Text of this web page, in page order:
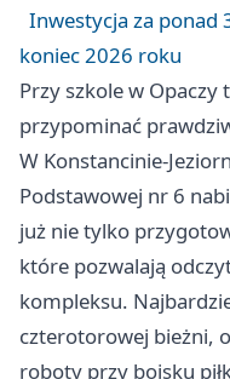
Inwestycja za ponad
koniec 2026 roku
Przy szkole w Opaczy
przypominać
W Konstancinie-
Podstawowej nr 6
już nie tylko
które pozwalają
kompleksu.
czterotorowej bieżni,
roboty przy boisku